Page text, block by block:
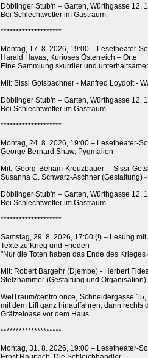
Döblinger Stub'n – Garten, Würthgasse 12,
Bei Schlechtwetter im Gastraum.
********************
Montag, 17. 8. 2026, 19:00 – Lesetheater-
Harald Havas, Kurioses Österreich – Orte
Eine Sammlung skurriler und
Mit: Sissi Gotsbachner - Manfred Loydolt -
Döblinger Stub'n – Garten, Würthgasse 12,
Bei Schlechtwetter im Gastraum.
********************
Montag, 24. 8. 2026, 19:00 – Lesetheater-
George Bernard Shaw, Pygmalion
Mit: Georg Beham-Kreuzbauer - Sissi
Susanna C. Schwarz-Aschner (Gestaltung)
Döblinger Stub'n – Garten, Würthgasse 12,
Bei Schlechtwetter im Gastraum.
********************
Samstag, 29. 8. 2026, 17:00 (!) – Lesung
Texte zu Krieg und Frieden
"Nur die Toten haben das Ende des
Mit: Robert Bargehr (Djembe) - Herbert
Stelzhammer (Gestaltung und Organisation)
WelTraum/centro once, Schneidergasse
mit dem Lift ganz hinauffahren, dann rechts
Grätzeloase vor dem Haus
********************
Montag, 31. 8. 2026, 19:00 – Lesetheater-